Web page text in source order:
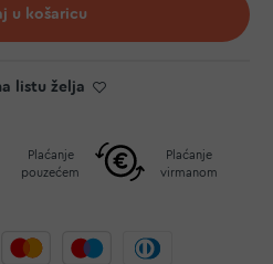
u košaricu
listu želja
Plaćanje
pouzećem
Plaćanje
virmanom